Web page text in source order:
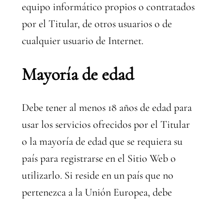
equipo informático propios o contratados
por el Titular, de otros usuarios o de
cualquier usuario de Internet.
Mayoría de edad
Debe tener al menos 18 años de edad para
usar los servicios ofrecidos por el Titular
o la mayoría de edad que se requiera su
país para registrarse en el Sitio Web o
utilizarlo. Si reside en un país que no
pertenezca a la Unión Europea, debe